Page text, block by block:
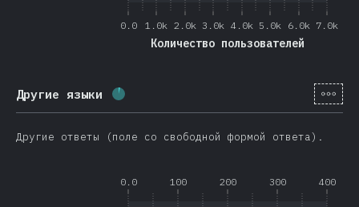
0.0 1.0k 2.0k 3.0k 4.0k 5.0k 6.0k 7.0k
Количество пользователей
Другие языки Процент заполнения: [ru-
Другие ответы (поле со свободной формой ответа).
0.0 100 200 300 400